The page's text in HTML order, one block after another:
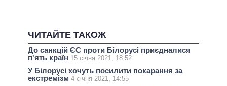
ЧИТАЙТЕ ТАКОЖ
До санкцій ЄС проти Білорусі приєдналися
п'ять країн 15 січня 2021, 18:52
У Білорусі хочуть посилити покарання за
екстремізм 4 січня 2021, 14:55